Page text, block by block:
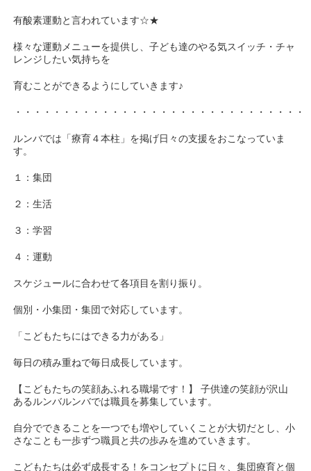
有酸素運動と言われています☆★
様々な運動メニューを提供し、子ども達のやる気スイッチ・チャ
レンジしたい気持ちを
育むことができるようにしていきます♪
・・・・・・・・・・・・・・・・・・・・・・・・・・・・・
ルンバでは「療育４本柱」を掲げ日々の支援をおこなっていま
す。
１：集団
２：生活
３：学習
４：運動
スケジュールに合わせて各項目を割り振り。
個別・小集団・集団で対応しています。
「こどもたちにはできる力がある」
毎日の積み重ねで毎日成長しています。
【こどもたちの笑顔あふれる職場です！】 子供達の笑顔が沢山
あるルンバルンバでは職員を募集しています。
自分でできることを一つでも増やしていくことが大切だとし、小
さなことも一歩ずつ職員と共の歩みを進めていきます。
こどもたちは必ず成長する！をコンセプトに日々、集団療育と個